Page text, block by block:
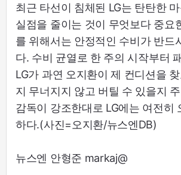
최근 타선이 침체된 LG는 탄탄한
실점을 줄이는 것이 무엇보다 중요
를 위해서는 안정적인 수비가 반드
다. 수비 균열로 한 주의 시작부터
LG가 과연 오지환이 제 컨디션을
지 무너지지 않고 버틸 수 있을지
감독이 강조한대로 LG에는 여전히
하다.(사진=오지환/뉴스엔DB)
뉴스엔 안형준 markaj@